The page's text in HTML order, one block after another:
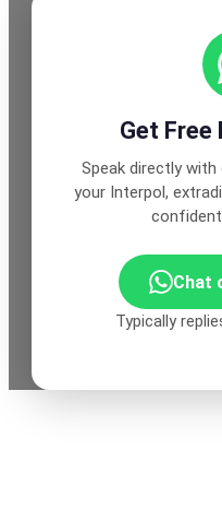
Get Free
Speak directly with
your Interpol,
Chat
Typically